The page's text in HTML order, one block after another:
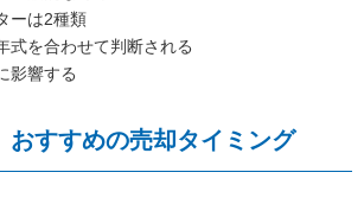
ーは2種類
式を合わせて判断される
影響する
おすすめの売却タイミング